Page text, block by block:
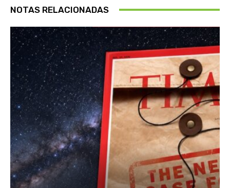
NOTAS RELACIONADAS